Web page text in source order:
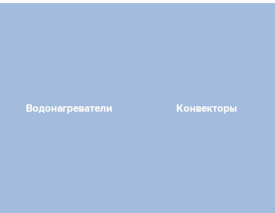
Водонагреватели Конвекторы